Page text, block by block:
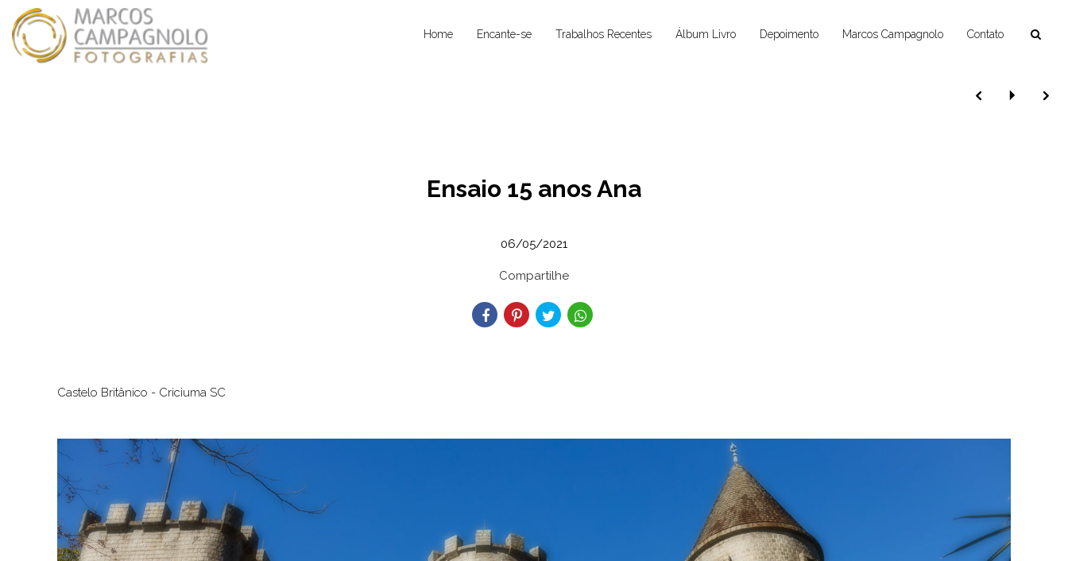
Home Encante-se Trabalhos Recentes Álbum Livro Depoimento Marcos Campagnolo Contato
Ensaio 15 anos Ana
06/05/2021
Compartilhe
Castelo Britânico - Criciuma SC